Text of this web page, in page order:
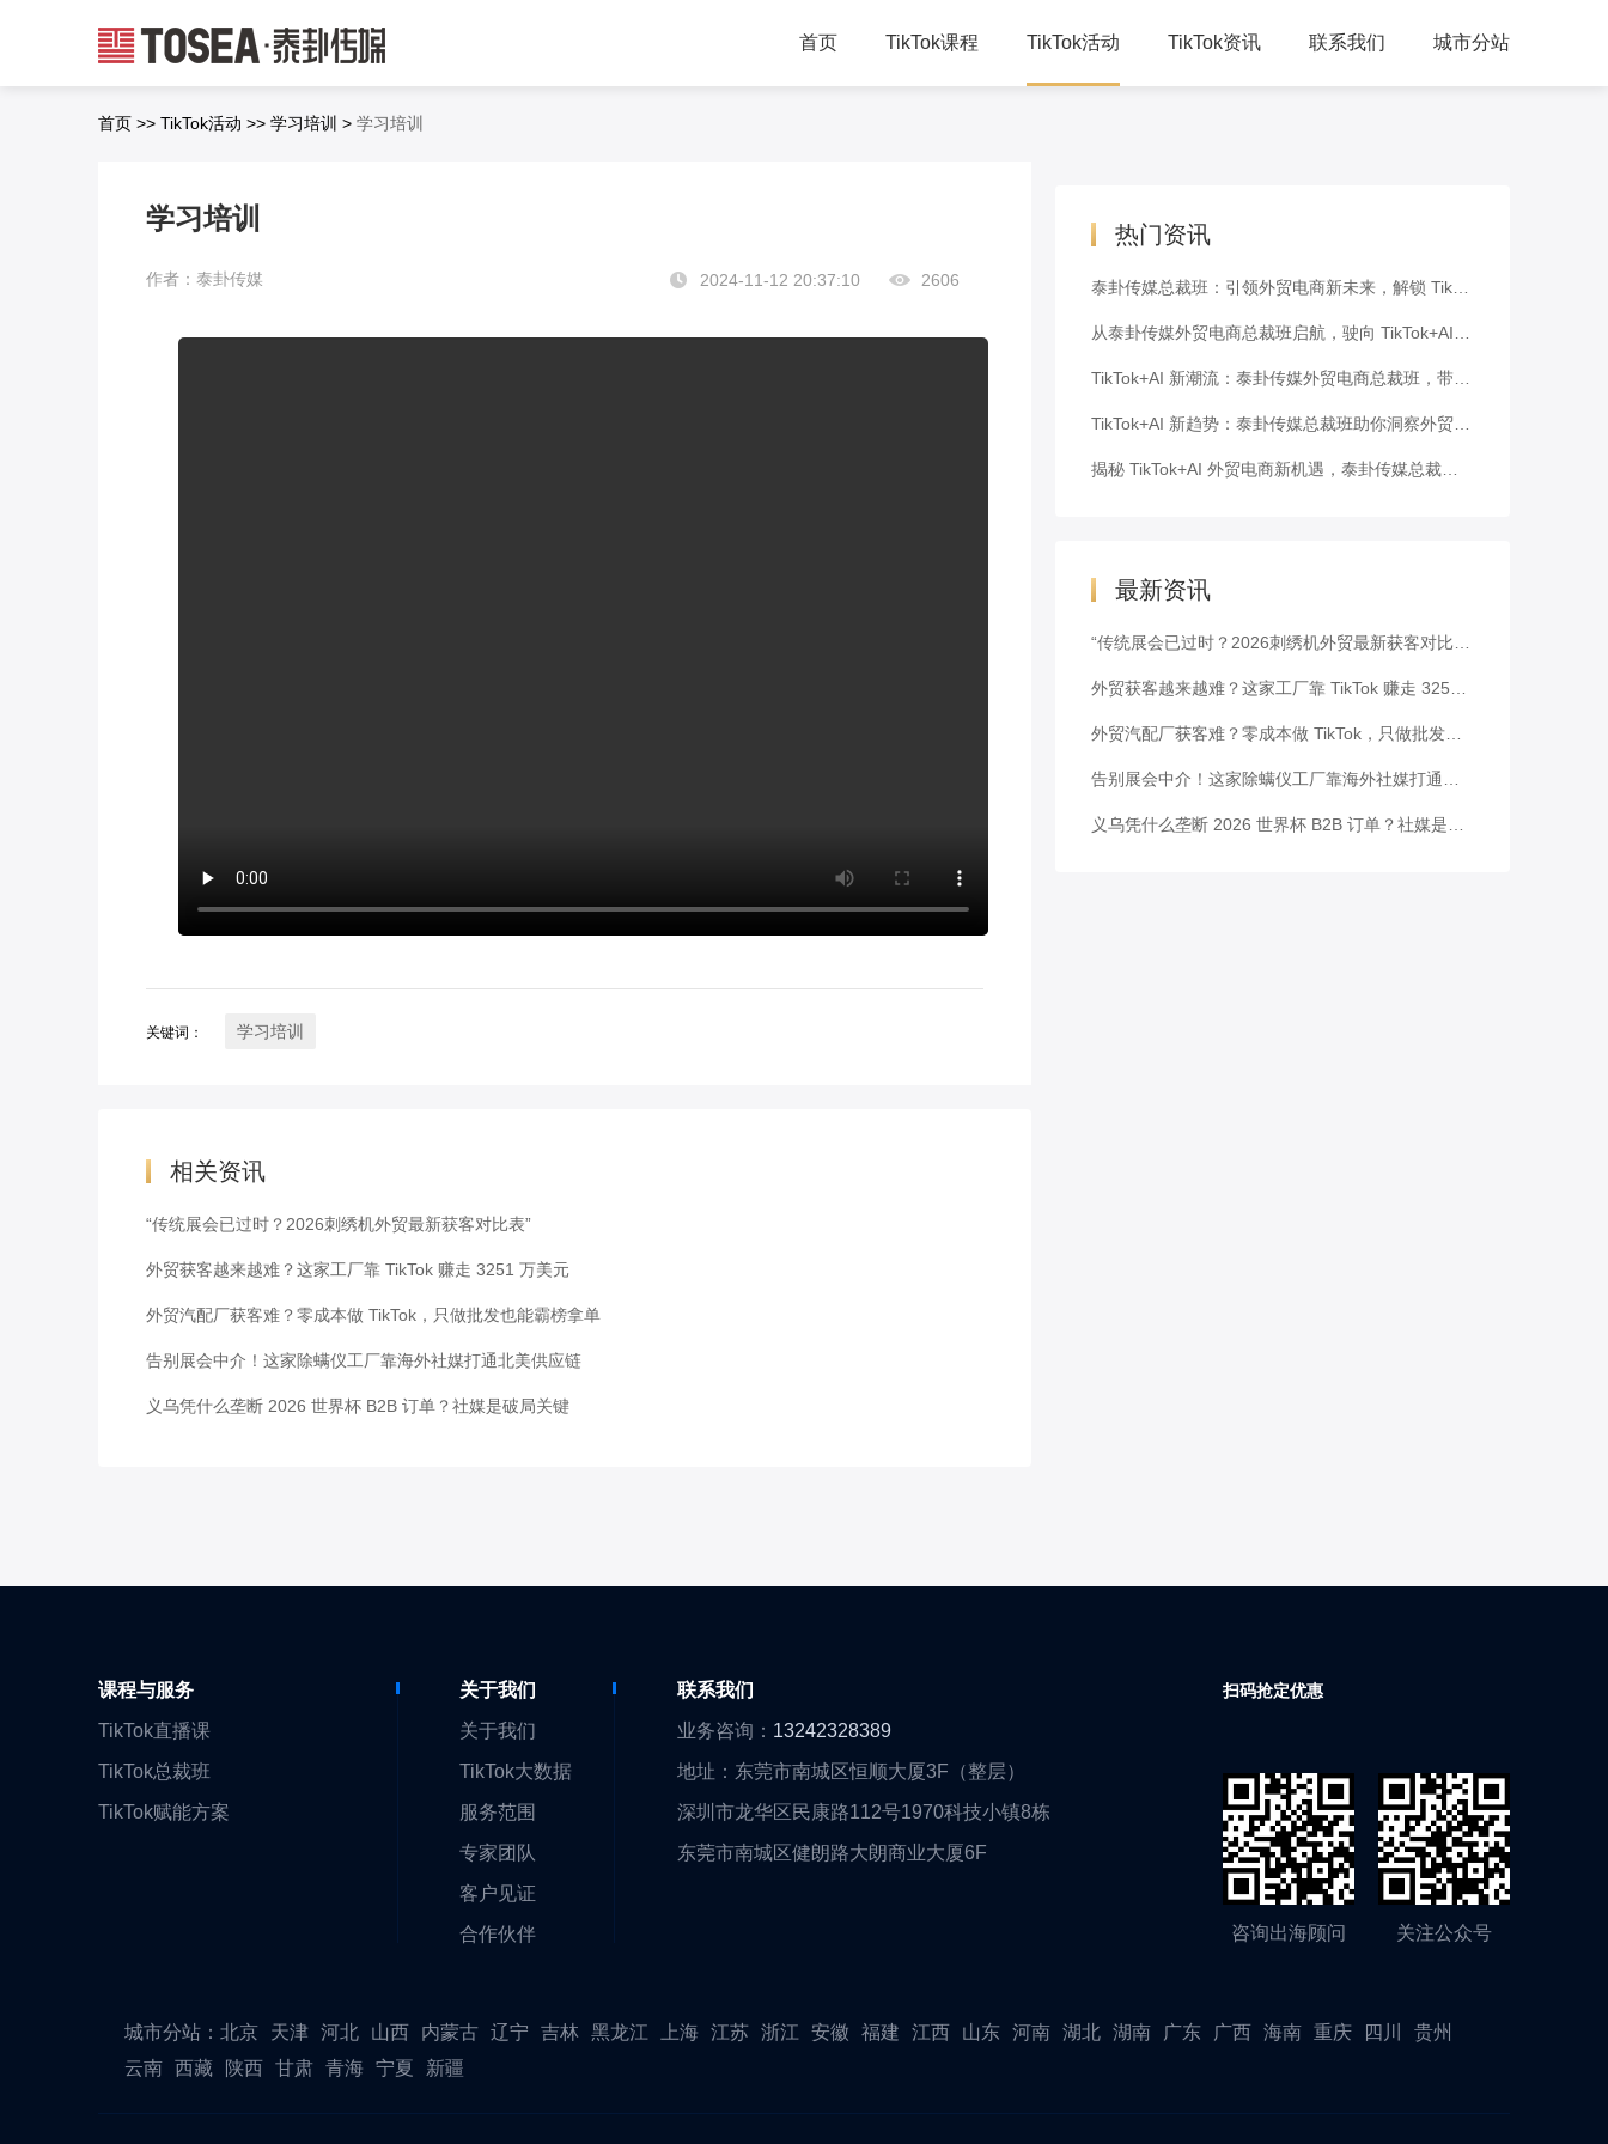
首页 TikTok课程 TikTok活动
线下交流
TikTok资讯
跨境资讯
联系我们 城市分站
首页 >> TikTok活动 >> 学习培训 > 学习培训
学习培训
作者：泰卦传媒 2024-11-12 20:37:10 2606
关键词： 学习培训
相关资讯
“传统展会已过时？2026刺绣机外贸最新获客对比表”
外贸获客越来越难？这家工厂靠 TikTok 赚走 3251 万美元
外贸汽配厂获客难？零成本做 TikTok，只做批发也能霸榜拿单
告别展会中介！这家除螨仪工厂靠海外社媒打通北美供应链
义乌凭什么垄断 2026 世界杯 B2B 订单？社媒是破局关键
热门资讯
最新资讯
课程与服务
TikTok直播课
TikTok总裁班
TikTok赋能方案
关于我们
关于我们
TikTok大数据
服务范围
专家团队
客户见证
合作伙伴
联系我们
业务咨询： 13242328389
地址：东莞市南城区恒顺大厦3F（整层）
深圳市龙华区民康路112号1970科技小镇8栋
东莞市南城区健朗路大朗商业大厦6F
扫码抢定优惠
咨询出海顾问 关注公众号
城市分站： 北京 天津 河北 山西 内蒙古 辽宁 吉林 黑龙江 上海 江苏 浙江 安徽 福建 江西 山东 河南 湖北 湖南 广东 广西 海南 重庆 四川
贵州
云南 西藏 陕西 甘肃 青海 宁夏 新疆